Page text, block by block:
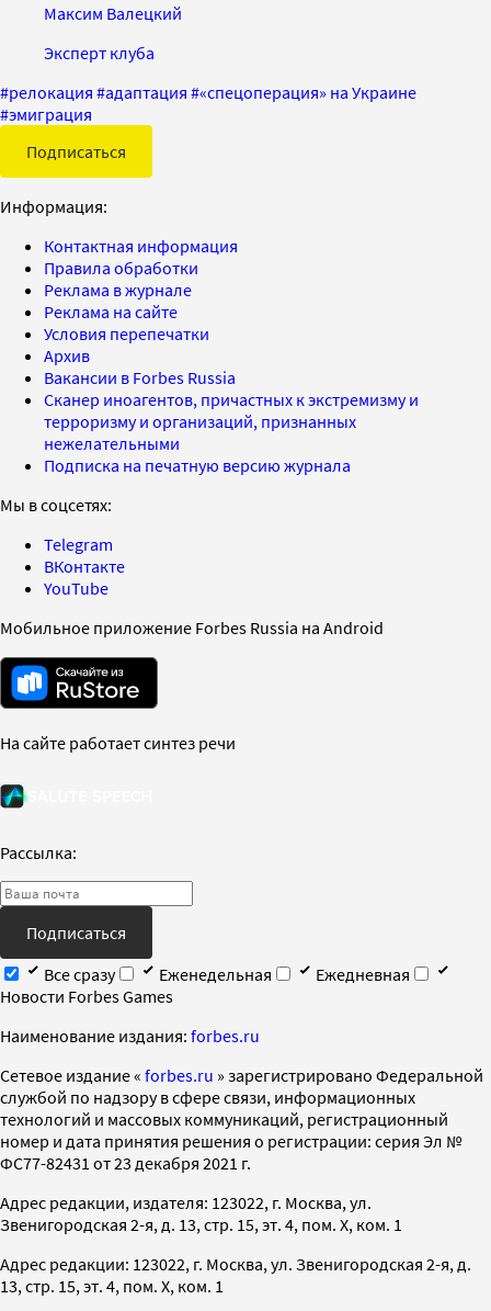
Максим Валецкий
Эксперт клуба
#релокация #адаптация #«спецоперация» на Украине
#эмиграция
Подписаться
Информация:
Контактная информация
Правила обработки
Реклама в журнале
Реклама на сайте
Условия перепечатки
Архив
Вакансии в Forbes Russia
Сканер иноагентов, причастных к экстремизму и
терроризму и организаций, признанных
нежелательными
Подписка на печатную версию журнала
Мы в соцсетях:
Telegram
ВКонтакте
YouTube
Мобильное приложение Forbes Russia на Android
На сайте работает синтез речи
Рассылка:
Подписаться
Все сразу
Еженедельная
Ежедневная
Новости Forbes Games
Наименование издания: forbes.ru
Cетевое издание « forbes.ru » зарегистрировано Федеральной
службой по надзору в сфере связи, информационных
технологий и массовых коммуникаций, регистрационный
номер и дата принятия решения о регистрации: серия Эл №
ФС77-82431 от 23 декабря 2021 г.
Адрес редакции, издателя: 123022, г. Москва, ул.
Звенигородская 2-я, д. 13, стр. 15, эт. 4, пом. X, ком. 1
Адрес редакции: 123022, г. Москва, ул. Звенигородская 2-я, д.
13, стр. 15, эт. 4, пом. X, ком. 1